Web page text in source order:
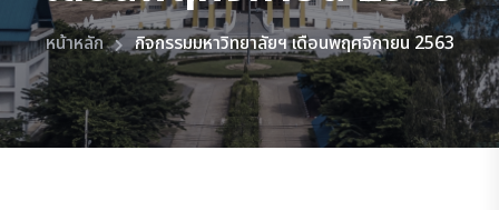
หน้าหลัก กิจกรรมมหาวิทยาลัยฯ เดือนพฤศจิกายน 2563